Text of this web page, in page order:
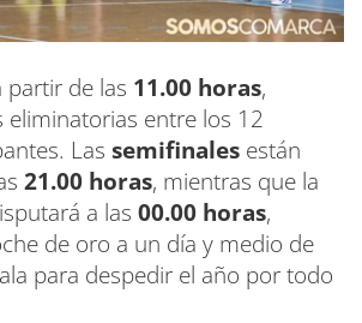
partir de las 11.00 horas,
eliminatorias entre los 12
Las semifinales están
21.00 horas, mientras que la
a las 00.00 horas,
de oro a un día y medio de
para despedir el año por todo